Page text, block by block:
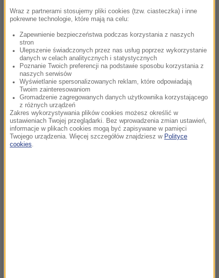
Wraz z partnerami stosujemy pliki cookies (tzw. ciasteczka) i inne
pokrewne technologie, które mają na celu:
Zapewnienie bezpieczeństwa podczas korzystania z naszych
stron
Ulepszenie świadczonych przez nas usług poprzez wykorzystanie
danych w celach analitycznych i statystycznych
Poznanie Twoich preferencji na podstawie sposobu korzystania z
naszych serwisów
Wyświetlanie spersonalizowanych reklam, które odpowiadają
Twoim zainteresowaniom
Gromadzenie zagregowanych danych użytkownika korzystającego
z różnych urządzeń
Zakres wykorzystywania plików cookies możesz określić w
ustawieniach Twojej przeglądarki. Bez wprowadzenia zmian ustawień,
informacje w plikach cookies mogą być zapisywane w pamięci
Twojego urządzenia. Więcej szczegółów znajdziesz w Polityce
cookies.